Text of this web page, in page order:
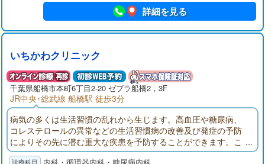
詳細を見る
いちかわクリニック
千葉県船橋市本町6丁目2-20 ゼブラ船橋2，3F
JR中央･総武線 船橋駅 徒歩3分
病気の多くは生活習慣の乱れから生じます。高血圧や糖尿病、
コレステロールの異常などの生活習慣病の改善及び発症の予防
によりその先に潜む重大な疾患を予防することができます。こ
のような思いから、私は地域住民の皆様の健康をより早い段階